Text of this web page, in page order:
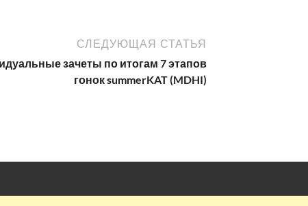
СЛЕДУЮЩАЯ СТАТЬЯ
зачеты по итогам 7 этапов
гонок summerKAT (MDHI)